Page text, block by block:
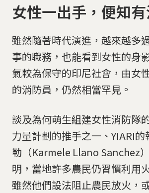
女性一出手，便知
雖然隨著時代演進，越來越多
事的職務，也能看到女性的身
氣較為保守的印尼社會，由女
的消防員，仍然相當罕見。
談及為何萌生組建女性消防隊
力量計劃的推手之一、YIARI
勒（Karmele Llano Sanchez
明，當地許多農民仍習慣利用
雖然他們設法阻止農民放火，